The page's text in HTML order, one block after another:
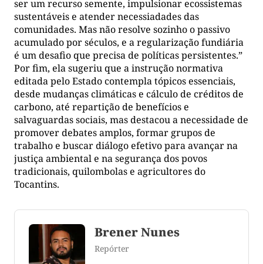
ser um recurso semente, impulsionar ecossistemas
sustentáveis e atender necessiadades das
comunidades. Mas não resolve sozinho o passivo
acumulado por séculos, e a regularização fundiária
é um desafio que precisa de políticas persistentes.”
Por fim, ela sugeriu que a instrução normativa
editada pelo Estado contempla tópicos essenciais,
desde mudanças climáticas e cálculo de créditos de
carbono, até repartição de benefícios e
salvaguardas sociais, mas destacou a necessidade de
promover debates amplos, formar grupos de
trabalho e buscar diálogo efetivo para avançar na
justiça ambiental e na segurança dos povos
tradicionais, quilombolas e agricultores do
Tocantins.
Brener Nunes
Repórter